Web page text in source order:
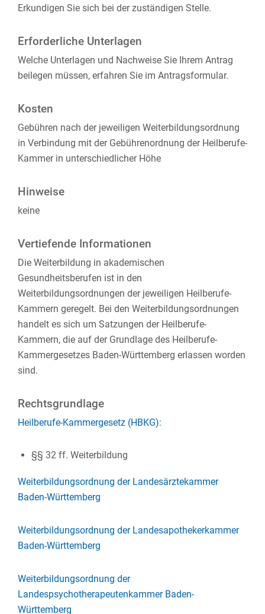
Erkundigen Sie sich bei der zuständigen Stelle.
Erforderliche Unterlagen
Welche Unterlagen und Nachweise Sie Ihrem Antrag
beilegen müssen, erfahren Sie im Antragsformular.
Kosten
Gebühren nach der jeweiligen Weiterbildungsordnung
in Verbindung mit der Gebührenordnung der Heilberufe-
Kammer in unterschiedlicher Höhe
Hinweise
keine
Vertiefende Informationen
Die Weiterbildung in akademischen
Gesundheitsberufen ist in den
Weiterbildungsordnungen der jeweiligen Heilberufe-
Kammern geregelt. Bei den Weiterbildungsordnungen
handelt es sich um Satzungen der Heilberufe-
Kammern, die auf der Grundlage des Heilberufe-
Kammergesetzes Baden-Württemberg erlassen worden
sind.
Rechtsgrundlage
Heilberufe-Kammergesetz (HBKG):
§§ 32 ff. Weiterbildung
Weiterbildungsordnung der Landesärztekammer
Baden-Württemberg
Weiterbildungsordnung der Landesapothekerkammer
Baden-Württemberg
Weiterbildungsordnung der
Landespsychotherapeutenkammer Baden-
Württemberg